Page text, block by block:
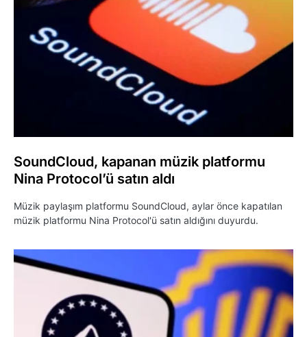
SoundCloud, kapanan müzik platformu
Nina Protocol’ü satın aldı
Müzik paylaşım platformu SoundCloud, aylar önce kapatılan
müzik platformu Nina Protocol'ü satın aldığını duyurdu.